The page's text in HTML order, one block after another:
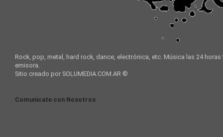
Rock, pop, metal, hard rock, dance, electrónica, etc. Música las 24
emisora.
Sitio creado por SOLUMEDIA.COM.AR ©
Comunicate con Nosotros